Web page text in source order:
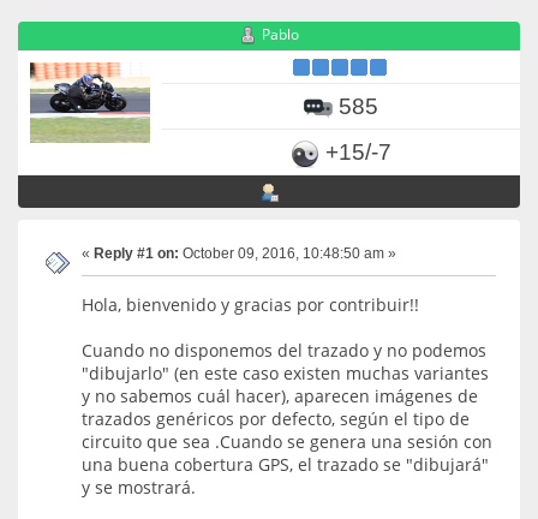
Pablo
585
+15/-7
« Reply #1 on: October 09, 2016, 10:48:50 am »
Hola, bienvenido y gracias por contribuir!!
Cuando no disponemos del trazado y no podemos
"dibujarlo" (en este caso existen muchas variantes
y no sabemos cuál hacer), aparecen imágenes de
trazados genéricos por defecto, según el tipo de
circuito que sea .Cuando se genera una sesión con
una buena cobertura GPS, el trazado se "dibujará"
y se mostrará.